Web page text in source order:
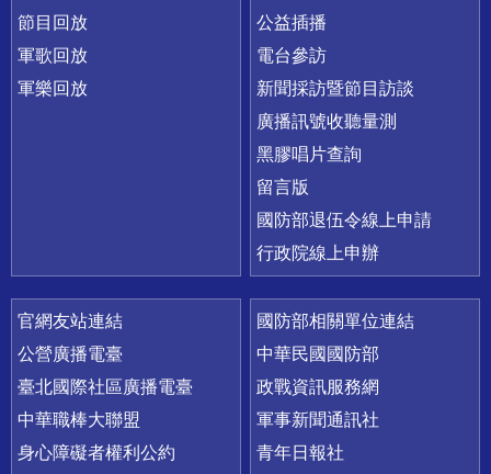
節目回放
軍歌回放
軍樂回放
公益插播
電台參訪
新聞採訪暨節目訪談
廣播訊號收聽量測
黑膠唱片查詢
留言版
國防部退伍令線上申請
行政院線上申辦
官網友站連結
公營廣播電臺
臺北國際社區廣播電臺
中華職棒大聯盟
身心障礙者權利公約
國防部相關單位連結
中華民國國防部
政戰資訊服務網
軍事新聞通訊社
青年日報社